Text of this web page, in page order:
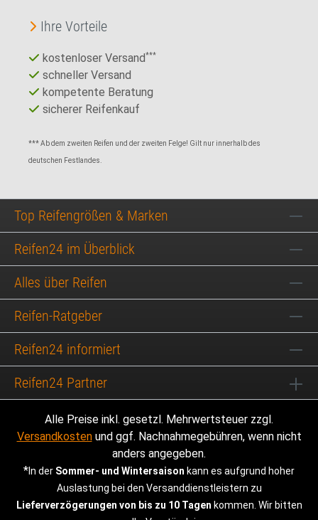
Ihre Vorteile
kostenloser Versand***
schneller Versand
kompetente Beratung
sicherer Reifenkauf
*** Ab dem zweiten Reifen und der zweiten Felge! Gilt nur innerhalb des
deutschen Festlandes.
Top Reifengrößen & Marken
Reifen24 im Überblick
Alles über Reifen
Reifen-Ratgeber
Reifen24 informiert
Reifen24 Partner
Alle Preise inkl. gesetzl. Mehrwertsteuer zzgl.
Versandkostenund ggf. Nachnahmegebühren, wenn nicht
anders angegeben.
*In der Sommer- und Wintersaison kann es aufgrund hoher
Auslastung bei den Versanddienstleistern zu
Lieferverzögerungen von bis zu 10 Tagen kommen. Wir bitten